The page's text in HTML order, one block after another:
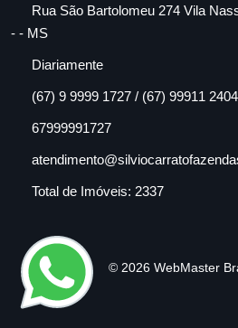
Rua São Bartolomeu 274 Vila
- - MS
Diariamente
(67) 9 9999 1727 / (67) 99911
67999991727
Total de Imóveis: 2337
© 2026 WebMaster